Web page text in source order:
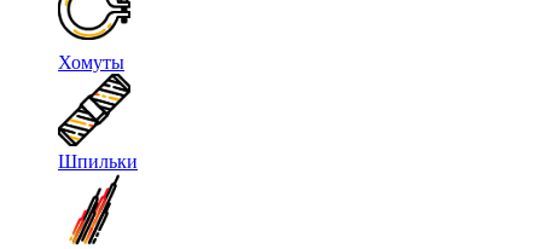
Хомуты
Шпильки